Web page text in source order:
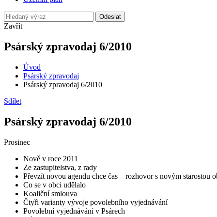
Odeslat
Zavřít
Psárský zpravodaj 6/2010
Úvod
Psárský zpravodaj
Psárský zpravodaj 6/2010
Sdílet
Psárský zpravodaj 6/2010
Prosinec
Nově v roce 2011
Ze zastupitelstva, z rady
Převzít novou agendu chce čas – rozhovor s novým starostou
Co se v obci udělalo
Koaliční smlouva
Čtyři varianty vývoje povolebního vyjednávání
Povolební vyjednávání v Psárech